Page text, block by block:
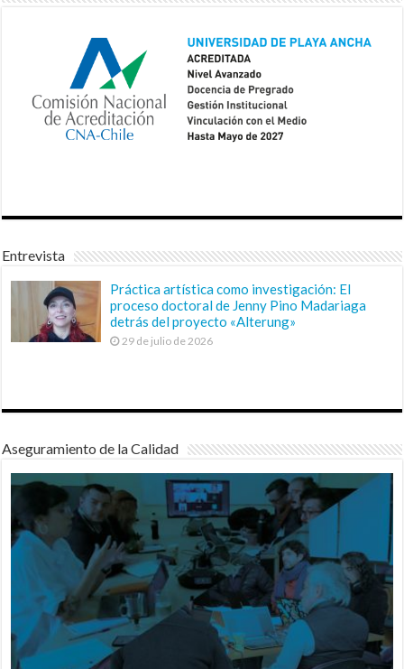
Entrevista
Práctica artística como investigación: El
proceso doctoral de Jenny Pino Madariaga
detrás del proyecto «Alterung»
29 de julio de 2026
Aseguramiento de la Calidad